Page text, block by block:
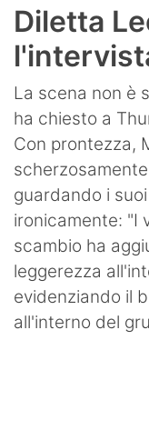
Diletta
La scena non è
ha chiesto a
Con prontezza,
guardando i
ironicamente: "I
scambio ha
leggerezza
evidenziando il
all'interno del